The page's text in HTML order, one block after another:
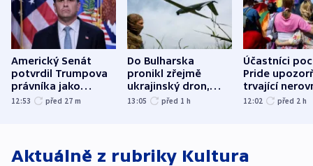
Americký Senát
potvrdil Trumpova
právníka jako
ministra
12:53 před 27 m
Do Bulharska
pronikl zřejmě
ukrajinský dron,
explodoval kilometr
13:05 před 1 h
Účastníci
Pride
trvající
12:02 před 2 h
Aktuálně z rubriky Kultura